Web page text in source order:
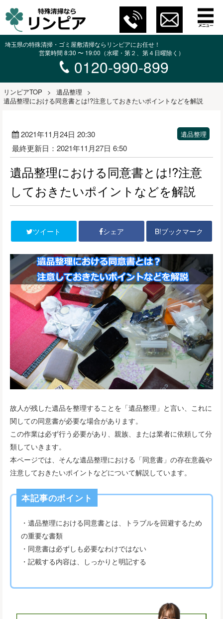
埼玉県の特殊清掃・ゴミ屋敷清掃ならリンピアにお任せ！
営業時間 8:30 〜 19:00（水曜・第２、第４日曜除く）
0120-990-899
リンピアTOP > 遺品整理
>
遺品整理における同意書とは!?注意しておきたいポイントなどを解説
2021年11月24日 20:30
最終更新日：2021年11月27日 6:50
遺品整理
遺品整理における同意書とは!?注意
しておきたいポイントなどを解説
ツイート シェア B!ブックマーク
故人が残した遺品を整理することを「遺品整理」と言い、これに
関しての同意書が必要な場合があります。
この作業は必ず行う必要があり、親族、または業者に依頼して分
類していきます。
本ページでは、そんな遺品整理における「同意書」の存在意義や
注意しておきたいポイントなどについて解説しています。
本記事のポイント
・遺品整理における同意書とは、トラブルを回避するため
の重要な書類
・同意書は必ずしも必要なわけではない
・記載する内容は、しっかりと明記する